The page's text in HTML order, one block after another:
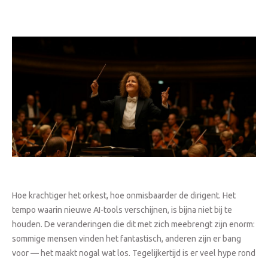
Hoe krachtiger het orkest, hoe onmisbaarder de dirigent. Het
tempo waarin nieuwe AI-tools verschijnen, is bijna niet bij te
houden. De veranderingen die dit met zich meebrengt zijn enorm:
sommige mensen vinden het fantastisch, anderen zijn er bang
voor — het maakt nogal wat los. Tegelijkertijd is er veel hype rond